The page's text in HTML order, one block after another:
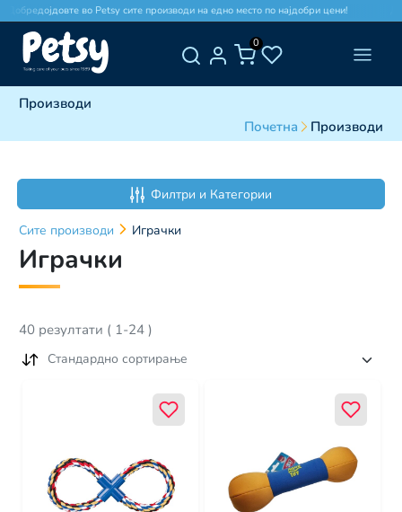
во Petsy сите производи на едно место по најдобри цени!
0
Производи
Почетна
Производи
Филтри и Категории
Сите производи Играчки
Играчки
40 резултати ( 1-24 )
Стандардно сортирање